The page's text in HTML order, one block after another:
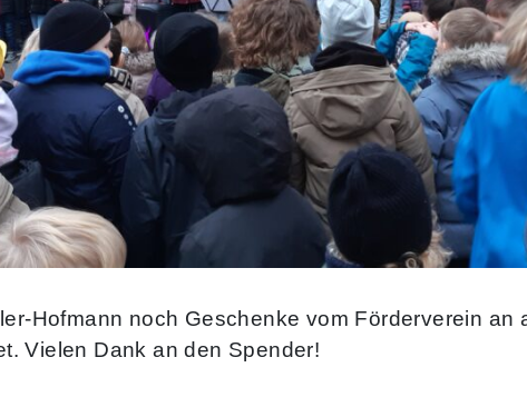
Hofmann noch Geschenke vom Förderverein
Vielen Dank an den Spender!